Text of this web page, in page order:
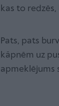
kas to redzēs,
Pats, pats
kāpnēm uz
apmeklējums